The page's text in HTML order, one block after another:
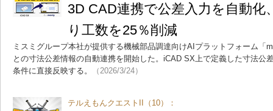
3D CAD連携で公差入力を自動化
り工数を25％削減
ミスミグループ本社が提供する機械部品調達向けAIプラットフォーム「
との寸法公差情報の自動連携を開始した。iCAD SX上で定義した寸法公
条件に直接反映する。
（2026/3/24）
テルえもんクエストII（10）：